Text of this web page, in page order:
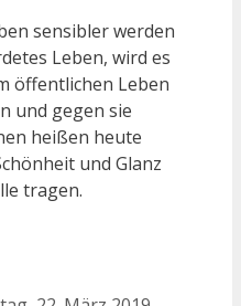
sensibler werden
Leben, wird es
öffentlichen Leben
und gegen sie
heißen heute
und Glanz
tragen.